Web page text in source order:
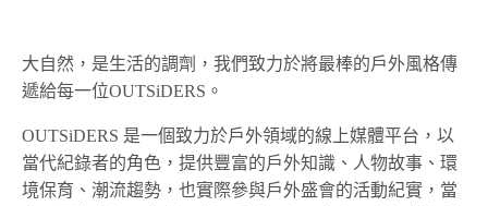
大自然，是生活的調劑，我們致力於將最棒的戶外風格傳
遞給每一位OUTSiDERS。
OUTSiDERS 是一個致力於戶外領域的線上媒體平台，以
當代紀錄者的角色，提供豐富的戶外知識、人物故事、環
境保育、潮流趨勢，也實際參與戶外盛會的活動紀實，當